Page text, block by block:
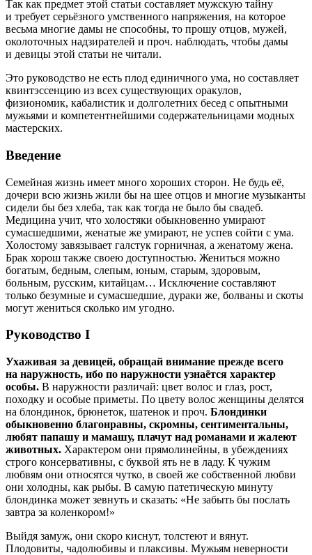
Так как предмет этой статьи составляет мужскую тайну
и требует серьёзного умственного напряжения, на которое
весьма многие дамы не способны, то прошу отцов, мужей,
околоточных надзирателей и проч. наблюдать, чтобы дамы
и девицы этой статьи не читали.
Это руководство не есть плод единичного ума, но составляет
квинтэссенцию из всех существующих оракулов,
физиономик, кабалистик и долголетних бесед с опытными
мужьями и компетентнейшими содержательницами модных
мастерских.
Введение
Семейная жизнь имеет много хороших сторон. Не будь её,
дочери всю жизнь жили бы на шее отцов и многие музыканты
сидели бы без хлеба, так как тогда не было бы свадеб.
Медицина учит, что холостяки обыкновенно умирают
сумасшедшими, женатые же умирают, не успев сойти с ума.
Холостому завязывает галстук горничная, а женатому жена.
Брак хорош также своею доступностью. Жениться можно
богатым, бедным, слепым, юным, старым, здоровым,
больным, русским, китайцам… Исключение составляют
только безумные и сумасшедшие, дураки же, болваны и скоты
могут жениться сколько им угодно.
Руководство I
Ухаживая за девицей, обращай внимание прежде всего
на наружность, ибо по наружности узнаётся характер
особы. В наружности различай: цвет волос и глаз, рост,
походку и особые приметы. По цвету волос женщины делятся
на блондинок, брюнеток, шатенок и проч. Блондинки
обыкновенно благонравны, скромны, сентиментальны,
любят папашу и мамашу, плачут над романами и жалеют
животных. Характером они прямолинейны, в убеждениях
строго консервативны, с буквой ять не в ладу. К чужим
любвям они относятся чутко, в своей же собственной любви
они холодны, как рыбы. В самую патетическую минуту
блондинка может зевнуть и сказать: «Не забыть бы послать
завтра за коленкором!»
Выйдя замуж, они скоро киснут, толстеют и вянут.
Плодовиты, чадолюбивы и плаксивы. Мужьям неверности